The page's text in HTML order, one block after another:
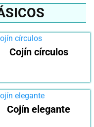
Cojín círculos
Cojín elegante